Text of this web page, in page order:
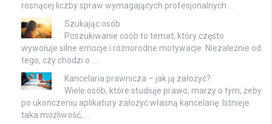
rosnącej liczby spraw wymagających profesjonalnych …
Szukając osób
Poszukiwanie osób to temat, który często
wywołuje silne emocje i różnorodne motywacje. Niezależnie od
tego, czy chodzi o …
Kancelaria prawnicza – jak ją założyć?
Wiele osób, które studiuje prawo, marzy o tym, żeby
po ukończeniu aplikatury założyć własną kancelarię. Istnieje
taka możliwość, …